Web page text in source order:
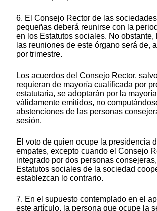
6. El Consejo Rector de las
pequeñas deberá reunirse con la
en los Estatutos sociales. No
las reuniones de este órgano será de,
por trimestre.
Los acuerdos del Consejo Rector,
requieran de mayoría cualificada por
estatutaria, se adoptarán por la
válidamente emitidos, no
abstenciones de las personas
sesión.
El voto de quien ocupe la presidencia
empates, excepto cuando el Consejo
integrado por dos personas
Estatutos sociales de la sociedad
establezcan lo contrario.
7. En el supuesto contemplado en el
este artículo, la persona que ocupe la